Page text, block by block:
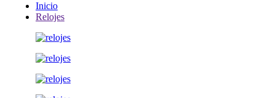
Inicio
Relojes